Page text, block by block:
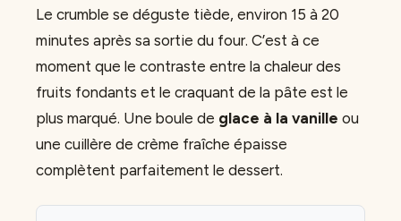
Le crumble se déguste tiède, environ 15 à 20
minutes après sa sortie du four. C’est à ce
moment que le contraste entre la chaleur des
fruits fondants et le craquant de la pâte est le
plus marqué. Une boule de glace à la vanille ou
une cuillère de crème fraîche épaisse
complètent parfaitement le dessert.